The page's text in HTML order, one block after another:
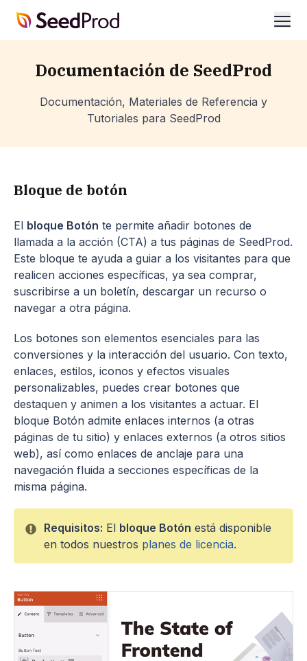
SeedProd
Documentación de SeedProd
Documentación, Materiales de Referencia y
Tutoriales para SeedProd
Bloque de botón
El bloque Botón te permite añadir botones de
llamada a la acción (CTA) a tus páginas de SeedProd.
Este bloque te ayuda a guiar a los visitantes para que
realicen acciones específicas, ya sea comprar,
suscribirse a un boletín, descargar un recurso o
navegar a otra página.
Los botones son elementos esenciales para las
conversiones y la interacción del usuario. Con texto,
enlaces, estilos, iconos y efectos visuales
personalizables, puedes crear botones que
destaquen y animen a los visitantes a actuar. El
bloque Botón admite enlaces internos (a otras
páginas de tu sitio) y enlaces externos (a otros sitios
web), así como enlaces de anclaje para una
navegación fluida a secciones específicas de la
misma página.
Requisitos: El bloque Botón está disponible
en todos nuestros planes de licencia.